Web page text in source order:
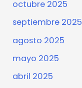
octubre 2025
septiembre 2025
agosto 2025
mayo 2025
abril 2025